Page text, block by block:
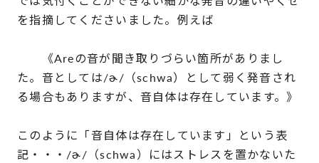
を指摘してくださいました。例えば
《Areの音が聞き取りづらい箇所がありまし
た。音としては/ɚ/（schwa）として弱く発音され
る場合もありますが、音自体は存在しています。》
このように「音自体は存在しています」という表
記・・・/ɚ/（schwa）にはストレスを置かないた